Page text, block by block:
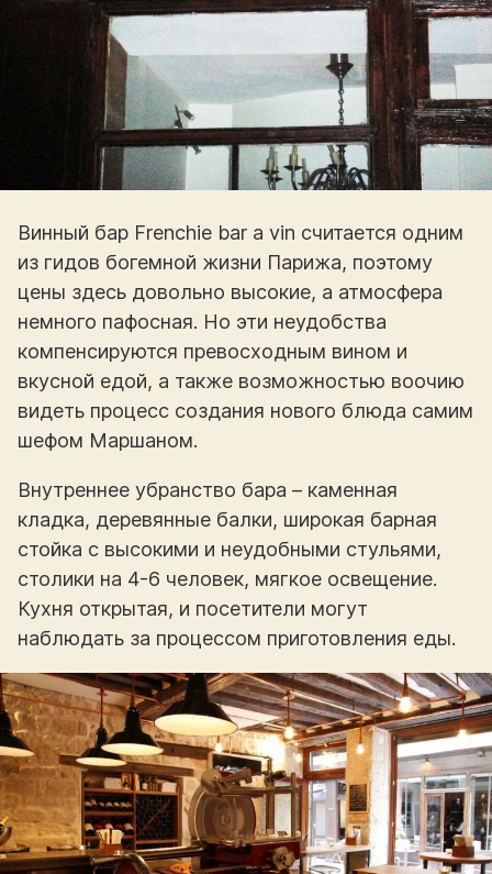
Винный бар Frenchie bar a vin считается одним
из гидов богемной жизни Парижа, поэтому
цены здесь довольно высокие, а атмосфера
немного пафосная. Но эти неудобства
компенсируются превосходным вином и
вкусной едой, а также возможностью воочию
видеть процесс создания нового блюда самим
шефом Маршаном.
Внутреннее убранство бара – каменная
кладка, деревянные балки, широкая барная
стойка с высокими и неудобными стульями,
столики на 4-6 человек, мягкое освещение.
Кухня открытая, и посетители могут
наблюдать за процессом приготовления еды.